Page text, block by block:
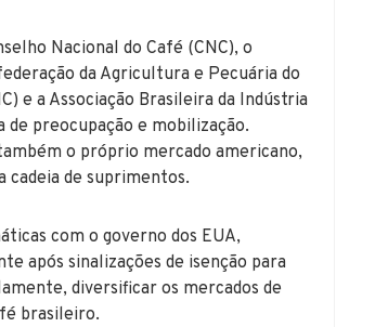
Nacional do Café (CNC), o
da Agricultura e Pecuária do
e a Associação Brasileira da Indústria
preocupação e mobilização.
o próprio mercado americano,
cadeia de suprimentos.
com o governo dos EUA,
após sinalizações de isenção para
diversificar os mercados de
brasileiro.